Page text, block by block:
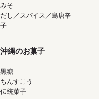
みそ
だし／スパイス／島唐辛
子
沖縄のお菓子
黒糖
ちんすこう
伝統菓子